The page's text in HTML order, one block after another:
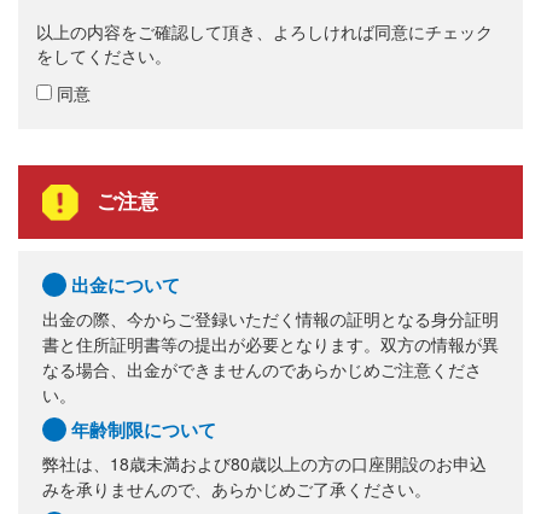
以上の内容をご確認して頂き、よろしければ同意にチェック
をしてください。
同意
ご注意
出金について
出金の際、今からご登録いただく情報の証明となる身分証明
書と住所証明書等の提出が必要となります。双方の情報が異
なる場合、出金ができませんのであらかじめご注意くださ
い。
年齢制限について
弊社は、18歳未満および80歳以上の方の口座開設のお申込
みを承りませんので、あらかじめご了承ください。